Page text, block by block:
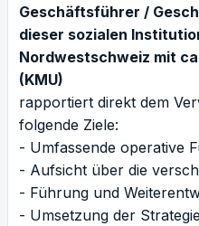
Geschäftsführer /
dieser sozialen
Nordwestschweiz mit
(KMU)
rapportiert direkt dem
folgende Ziele:
- Umfassende operative
- Aufsicht über die
- Führung und
- Umsetzung der